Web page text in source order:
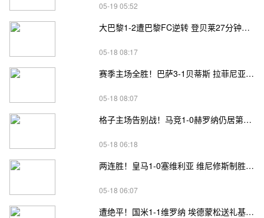
05-19 05:52
大巴黎1-2遭巴黎FC逆转 登贝莱27分钟伤退 戈里替补双响+读秒绝杀
05-18 08:17
赛季主场全胜！巴萨3-1贝蒂斯 拉菲尼亚双响坎塞洛破门伊斯科点射
05-18 08:07
格子主场告别战！马竞1-0赫罗纳仍居第四 格子助攻卢克曼制胜球
05-18 06:18
两连胜！皇马1-0塞维利亚 维尼修斯制胜马斯坦托诺中柱姆总失良机
05-18 06:07
遭绝平！国米1-1维罗纳 埃德蒙松送礼基隆·鲍伊绝平劳塔罗失良机